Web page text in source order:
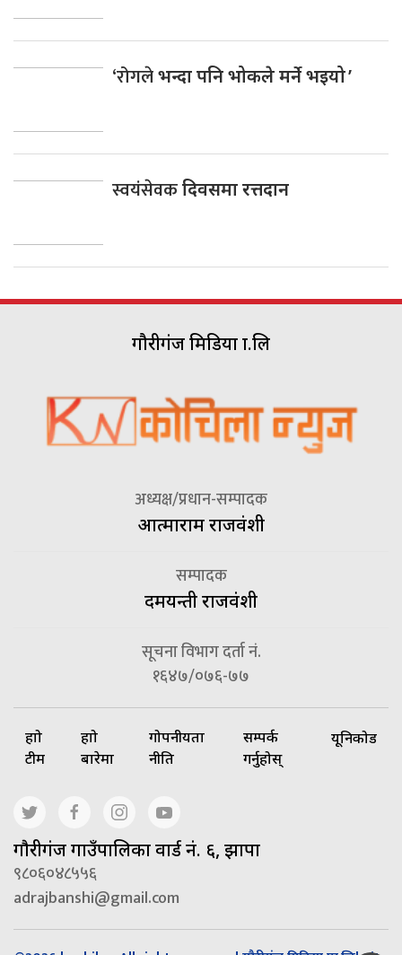
‘रोगलेभन्दा पनि भोकले मर्ने भइयो ’
स्वयंसेवकदिवसमा रत्तदान
गौरीगंज मिडिया प्रा.लि
अध्यक्ष/प्रधान-सम्पादक
आत्माराम राजवंशी
सम्पादक
दमयन्ती राजवंशी
सूचना विभाग दर्ता नं.
१६४७/०७६-७७
हाम्रो
टीम
हाम्रो
बारेमा
गोपनीयता
नीति
सम्पर्क
गर्नुहोस्
यूनिकोड
गाैरीगंज गाउँपालिका वार्ड नं. ६, झापा
९८०६०४८५५६
adrajbanshi@gmail.com